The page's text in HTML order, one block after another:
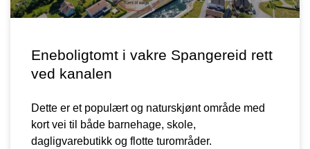
Eneboligtomt i vakre Spangereid rett
ved kanalen
Dette er et populært og naturskjønt område med
kort vei til både barnehage, skole,
dagligvarebutikk og flotte turområder.